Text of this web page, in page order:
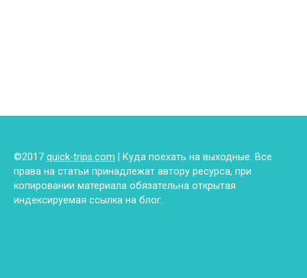
©2017 quick-trips.com | Куда поехать на выходные. Все
права на статьи принадлежат автору ресурса, при
копировании материала обязательна открытая
индексируемая ссылка на блог.